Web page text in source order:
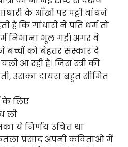
के आँखों पर पट्टी बांधने
हैं कि गांधारी ने पति धर्म तो
निभाना भूल गई। अगर वे
बच्चों को बेहतर संस्कार दे
आ रही है। जिस स्त्री की
उसका दायरा बहुत सीमित
के लिए
ली
ये निर्णय उचित था
प्रसाद अपनी कविताओं में